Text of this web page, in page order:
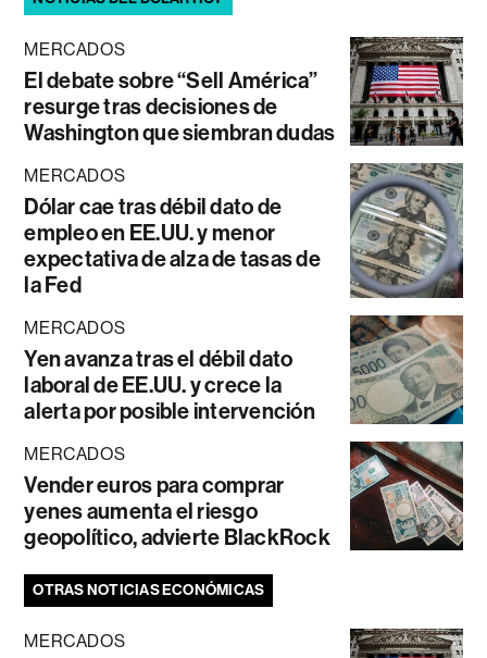
MERCADOS
El debate sobre “Sell América”
resurge tras decisiones de
Washington que siembran dudas
MERCADOS
Dólar cae tras débil dato de
empleo en EE.UU. y menor
expectativa de alza de tasas de
la Fed
MERCADOS
Yen avanza tras el débil dato
laboral de EE.UU. y crece la
alerta por posible intervención
MERCADOS
Vender euros para comprar
yenes aumenta el riesgo
geopolítico, advierte BlackRock
OTRAS NOTICIAS ECONÓMICAS
MERCADOS